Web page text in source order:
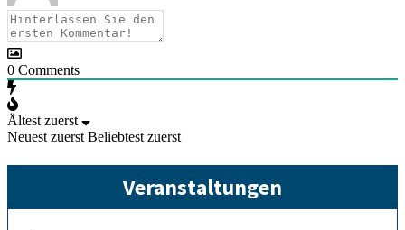
0 Comments
Ältest zuerst
Neuest zuerst Beliebtest zuerst
Veranstaltungen